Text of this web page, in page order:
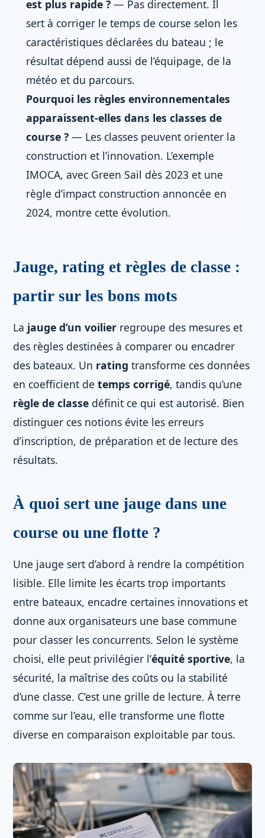
est plus rapide ? — Pas directement. Il
sert à corriger le temps de course selon les
caractéristiques déclarées du bateau ; le
résultat dépend aussi de l’équipage, de la
météo et du parcours.
Pourquoi les règles environnementales
apparaissent-elles dans les classes de
course ? — Les classes peuvent orienter la
construction et l’innovation. L’exemple
IMOCA, avec Green Sail dès 2023 et une
règle d’impact construction annoncée en
2024, montre cette évolution.
Jauge, rating et règles de classe :
partir sur les bons mots
La jauge d’un voilier regroupe des mesures et
des règles destinées à comparer ou encadrer
des bateaux. Un rating transforme ces données
en coefficient de temps corrigé, tandis qu’une
règle de classe définit ce qui est autorisé. Bien
distinguer ces notions évite les erreurs
d’inscription, de préparation et de lecture des
résultats.
À quoi sert une jauge dans une
course ou une flotte ?
Une jauge sert d’abord à rendre la compétition
lisible. Elle limite les écarts trop importants
entre bateaux, encadre certaines innovations et
donne aux organisateurs une base commune
pour classer les concurrents. Selon le système
choisi, elle peut privilégier l’équité sportive, la
sécurité, la maîtrise des coûts ou la stabilité
d’une classe. C’est une grille de lecture. À terre
comme sur l’eau, elle transforme une flotte
diverse en comparaison exploitable par tous.